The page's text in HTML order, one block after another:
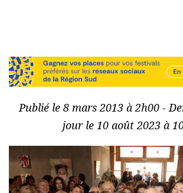
Publié le 8 mars 2013 à 2h00 -
jour le 10 août 2023 à